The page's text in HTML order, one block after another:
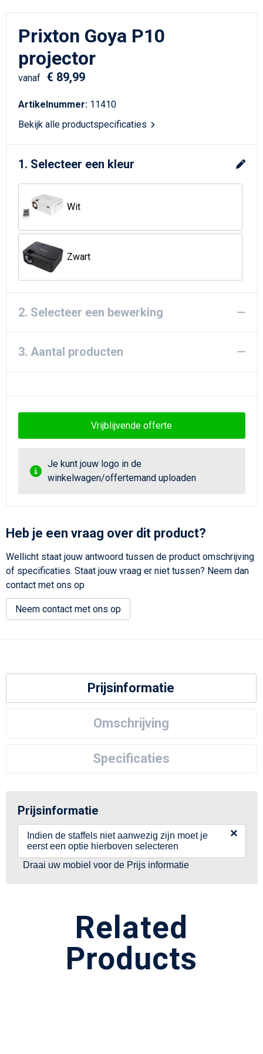
Kerst
Schoudertassen
Sporttassen
Tablettassen
Reistassen
Waterbestendige tassen
Strandtassen
Prixton Goya P10
projector
vanaf € 89,99
Artikelnummer: 11410
Bekijk alle productspecificaties
1. Selecteer een kleur
Wit
Zwart
2. Selecteer een bewerking
3. Aantal producten
Vrijblijvende offerte
Je kunt jouw logo in de
winkelwagen/offertemand uploaden
Heb je een vraag over dit product?
Wellicht staat jouw antwoord tussen de product omschrijving
of specificaties. Staat jouw vraag er niet tussen? Neem dan
contact met ons op
Neem contact met ons op
Prijsinformatie
Omschrijving
Specificaties
Prijsinformatie
Indien de staffels niet aanwezig zijn moet je
eerst een optie hierboven selecteren
×
Draai uw mobiel voor de Prijs informatie
Related
Products